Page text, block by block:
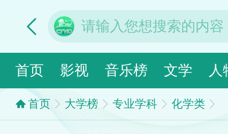
首页 影视 音乐榜 文学 人
首页 大学榜 专业学科 化学类